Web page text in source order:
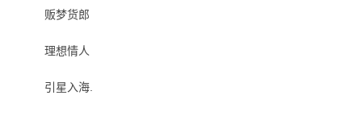
贩梦货郎
理想情人
引星入海.